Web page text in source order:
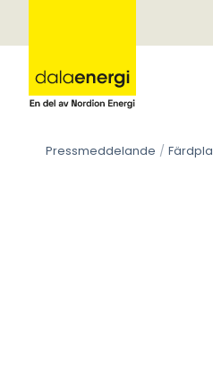
Skip
content
Pressmeddelande